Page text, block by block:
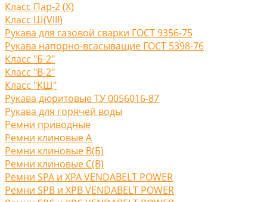
Класс Пар-2 (X)
Класс Ш(VIII)
Рукава для газовой сварки ГОСТ 9356-75
Рукава напорно-всасыващие ГОСТ 5398-76
Класс "Б-2"
Класс "В-2"
Класс "КЩ"
Рукава дюритовые ТУ 0056016-87
Рукава для горячей воды
Ремни приводные
Ремни клиновые A
Ремни клиновые В(Б)
Ремни клиновые С(B)
Ремни SPA и XPA VENDABELT POWER
Ремни SPB и XPB VENDABELT POWER